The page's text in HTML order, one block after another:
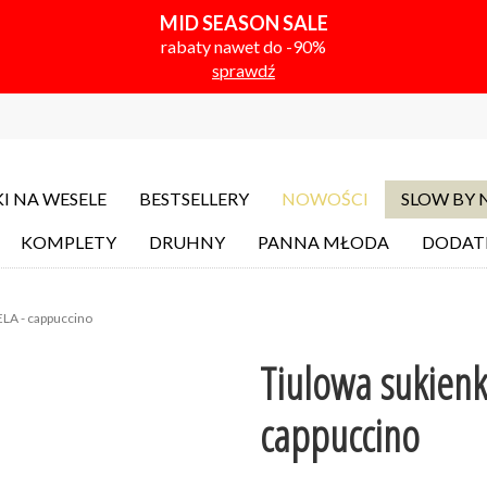
MID SEASON SALE
rabaty nawet do -90%
sprawdź
NA WESELE BESTSELLERY NOWOŚCI SLOW BY
KOMPLETY DRUHNY PANNA MŁODA
- cappuccino
Tiulowa
cappuccino